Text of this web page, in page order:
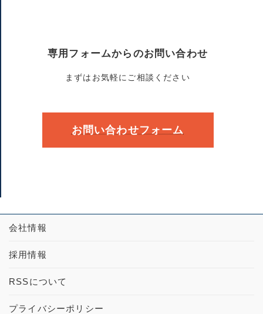
専用フォームからのお問い合わせ
まずはお気軽にご相談ください
お問い合わせフォーム
会社情報
採用情報
RSSについて
プライバシーポリシー